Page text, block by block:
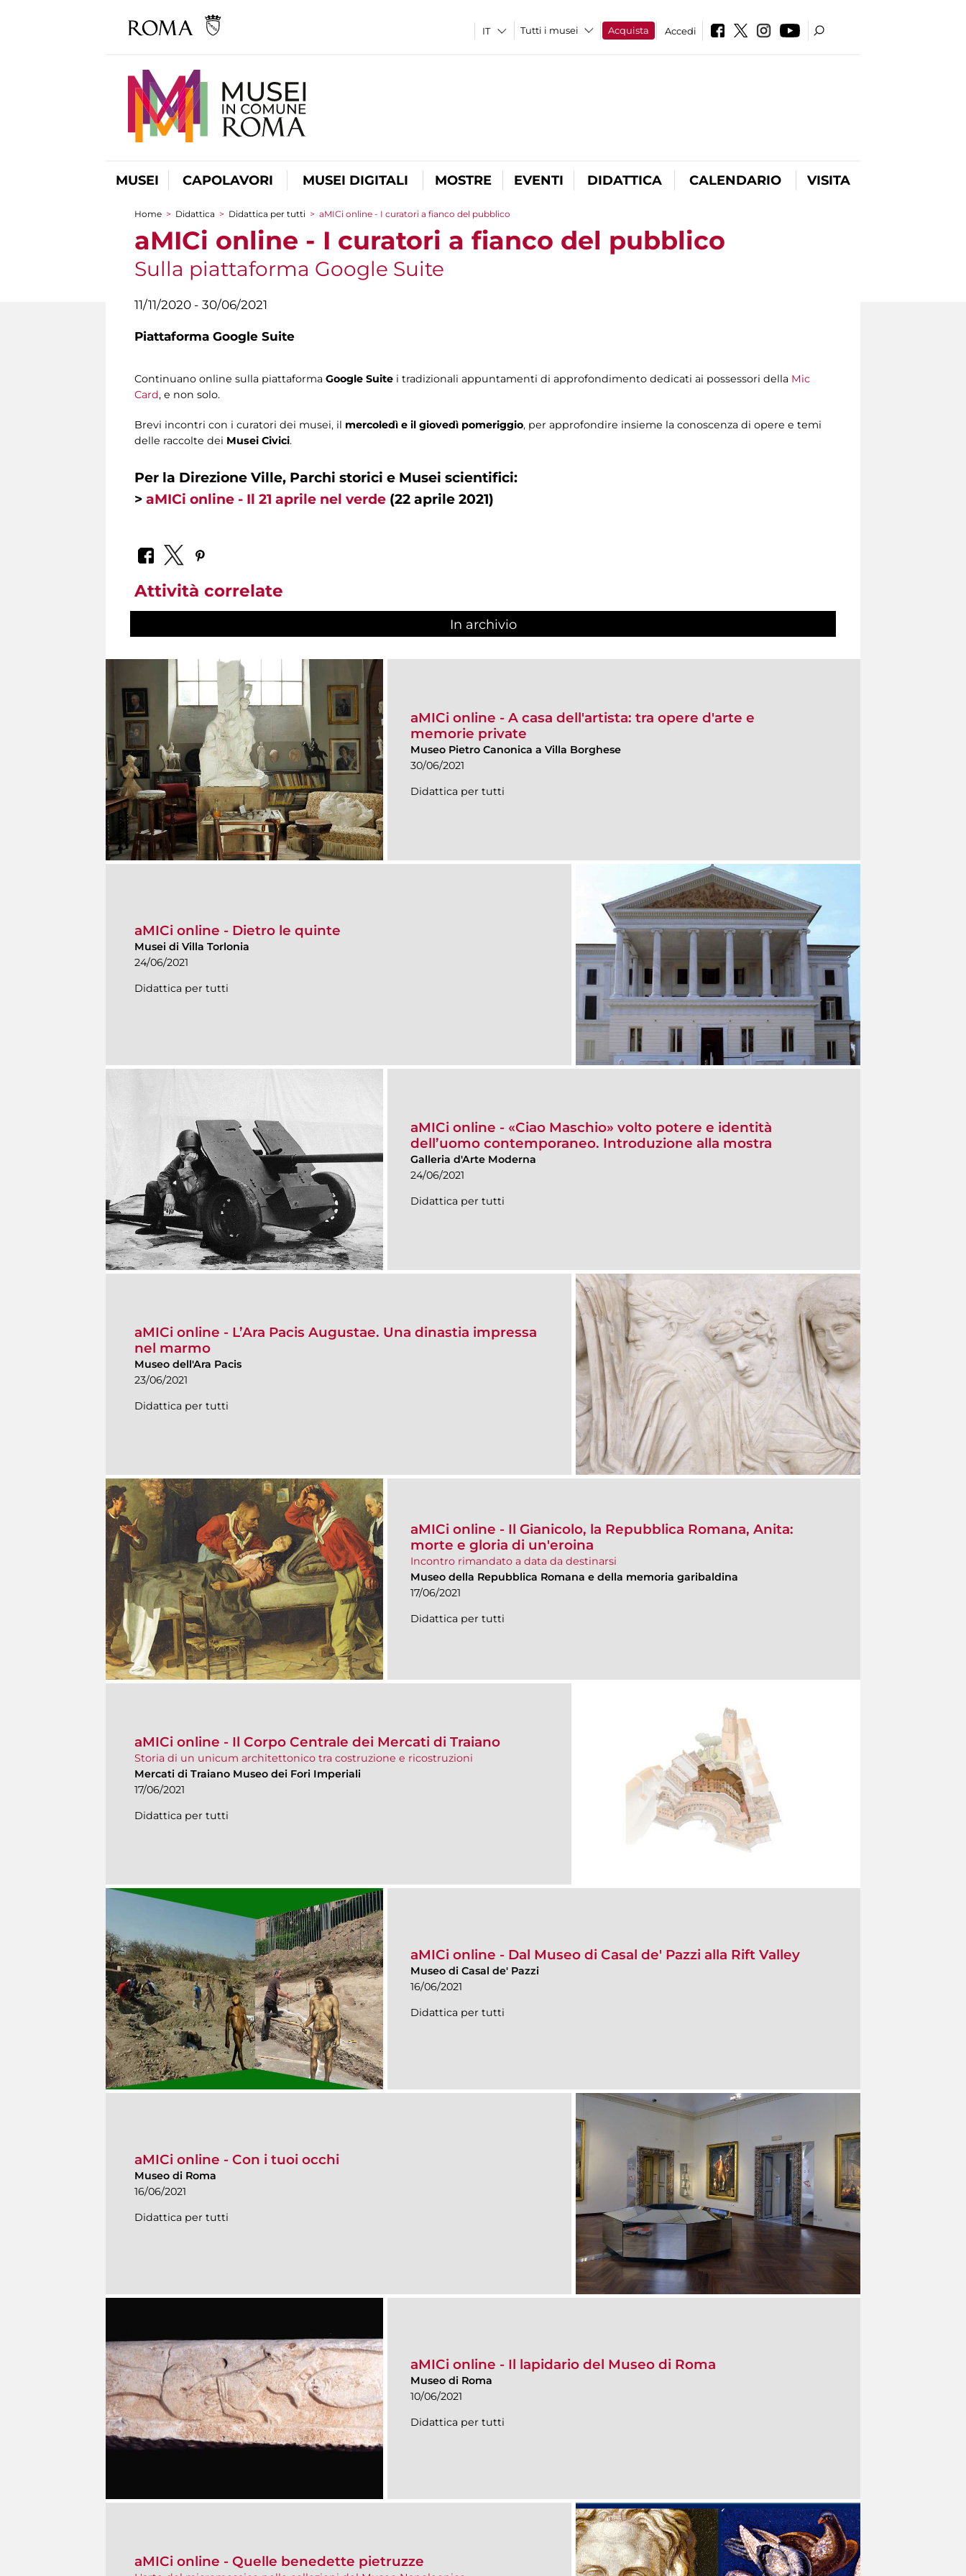
Tutti i musei Acquista Accedi
MUSEI CAPOLAVORI MUSEI DIGITALI MOSTRE EVENTI DIDATTICA CALENDARIO VISITA
Tu sei qui
Home > Didattica > Didattica per tutti > aMICi online - I curatori a fianco del pubblico
aMICi online - I curatori a fianco del pubblico
Sulla piattaforma Google Suite
11/11/2020 - 30/06/2021
Piattaforma Google Suite
Continuano online sulla piattaforma Google Suite i tradizionali appuntamenti di approfondimento dedicati ai possessori della Mic
Card, e non solo.
Brevi incontri con i curatori dei musei, il mercoledì e il giovedì pomeriggio, per approfondire insieme la conoscenza di opere e temi
delle raccolte dei Musei Civici.
Per la Direzione Ville, Parchi storici e Musei scientifici:
> aMICi online - Il 21 aprile nel verde (22 aprile 2021)
Attività correlate
In archivio
aMICi online - A casa dell'artista: tra opere d'arte e
memorie private
Museo Pietro Canonica a Villa Borghese
30/06/2021
Didattica per tutti
aMICi online - Dietro le quinte
Musei di Villa Torlonia
24/06/2021
Didattica per tutti
aMICi online - «Ciao Maschio» volto potere e identità
dell’uomo contemporaneo. Introduzione alla mostra
Galleria d'Arte Moderna
24/06/2021
Didattica per tutti
aMICi online - L’Ara Pacis Augustae. Una dinastia impressa
nel marmo
Museo dell'Ara Pacis
23/06/2021
Didattica per tutti
aMICi online - Il Gianicolo, la Repubblica Romana, Anita:
morte e gloria di un'eroina
Incontro rimandato a data da destinarsi
Museo della Repubblica Romana e della memoria garibaldina
17/06/2021
Didattica per tutti
aMICi online - Il Corpo Centrale dei Mercati di Traiano
Storia di un unicum architettonico tra costruzione e ricostruzioni
Mercati di Traiano Museo dei Fori Imperiali
17/06/2021
Didattica per tutti
aMICi online - Dal Museo di Casal de' Pazzi alla Rift Valley
Museo di Casal de' Pazzi
16/06/2021
Didattica per tutti
aMICi online - Con i tuoi occhi
Museo di Roma
16/06/2021
Didattica per tutti
aMICi online - Il lapidario del Museo di Roma
Museo di Roma
10/06/2021
Didattica per tutti
aMICi online - Quelle benedette pietruzze